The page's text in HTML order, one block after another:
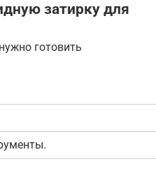
затирку для
готовить